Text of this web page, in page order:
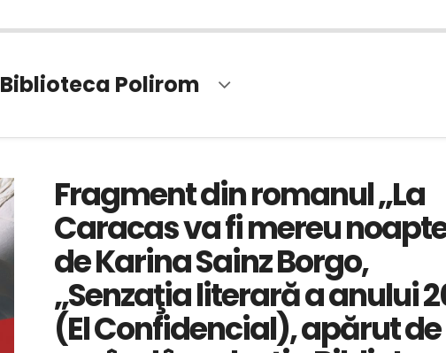
Biblioteca Polirom
Fragment din romanul „La
Caracas va fi mereu
de Karina Sainz Borgo,
„Senzaţia literară a anului
(El Confidencial), apărut de